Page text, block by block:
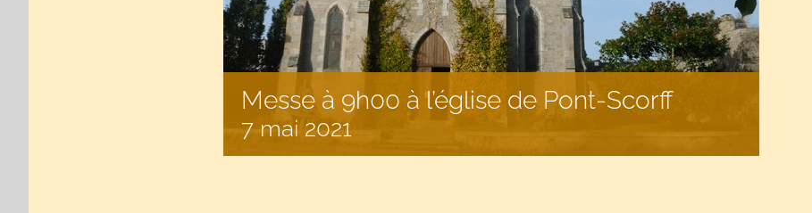
Messe à 9h00 à l’église de Pont-Scorff
7 mai 2021